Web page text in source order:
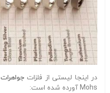
در اینجا لیستی از فلزاتجواهرات
Mohs آورده شده است: